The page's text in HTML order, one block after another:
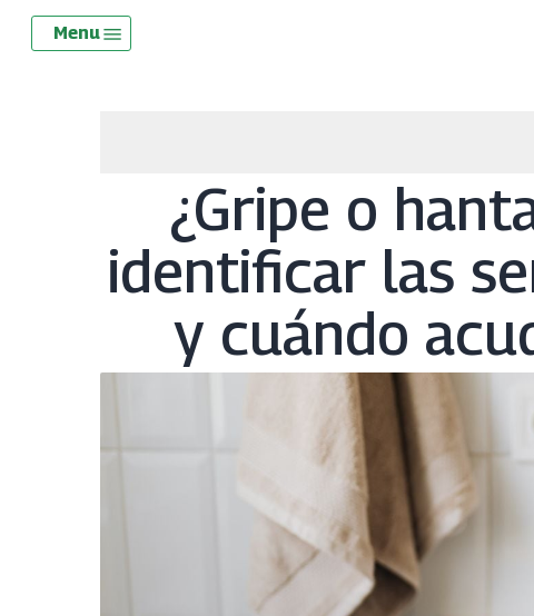
Skip
Menu
¿Gripe o
identificar las
y cuándo
Menu